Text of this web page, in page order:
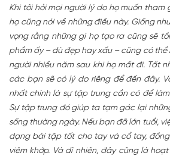
Khi tôi hỏi mọi người lý do họ muốn tham
họ cũng nói về những điều này. Giống
vọng rằng những gì họ tạo ra cũng sẽ
phẩm ấy – dù đẹp hay xấu – cũng có thể
người nhiều năm sau khi họ mất đi. Tất
các bạn sẽ có lý do riêng để đến đây.
nhất chính là sự tập trung cần có để
Sự tập trung đó giúp ta tạm gác lại
sống thường ngày. Nếu bạn đã lớn tuổi,
dạng bài tập tốt cho tay và cổ tay,
viêm khớp. Và dĩ nhiên, đây cũng là